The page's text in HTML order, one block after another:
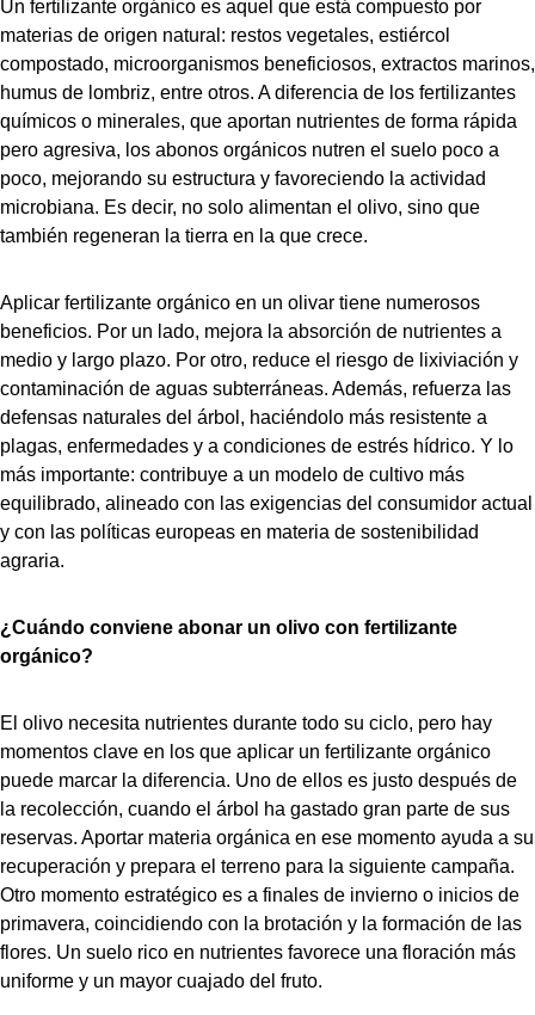
Un fertilizante orgánico es aquel que está compuesto por
materias de origen natural: restos vegetales, estiércol
compostado, microorganismos beneficiosos, extractos marinos,
humus de lombriz, entre otros. A diferencia de los fertilizantes
químicos o minerales, que aportan nutrientes de forma rápida
pero agresiva, los abonos orgánicos nutren el suelo poco a
poco, mejorando su estructura y favoreciendo la actividad
microbiana. Es decir, no solo alimentan el olivo, sino que
también regeneran la tierra en la que crece.
Aplicar fertilizante orgánico en un olivar tiene numerosos
beneficios. Por un lado, mejora la absorción de nutrientes a
medio y largo plazo. Por otro, reduce el riesgo de lixiviación y
contaminación de aguas subterráneas. Además, refuerza las
defensas naturales del árbol, haciéndolo más resistente a
plagas, enfermedades y a condiciones de estrés hídrico. Y lo
más importante: contribuye a un modelo de cultivo más
equilibrado, alineado con las exigencias del consumidor actual
y con las políticas europeas en materia de sostenibilidad
agraria.
¿Cuándo conviene abonar un olivo con fertilizante
orgánico?
El olivo necesita nutrientes durante todo su ciclo, pero hay
momentos clave en los que aplicar un fertilizante orgánico
puede marcar la diferencia. Uno de ellos es justo después de
la recolección, cuando el árbol ha gastado gran parte de sus
reservas. Aportar materia orgánica en ese momento ayuda a su
recuperación y prepara el terreno para la siguiente campaña.
Otro momento estratégico es a finales de invierno o inicios de
primavera, coincidiendo con la brotación y la formación de las
flores. Un suelo rico en nutrientes favorece una floración más
uniforme y un mayor cuajado del fruto.